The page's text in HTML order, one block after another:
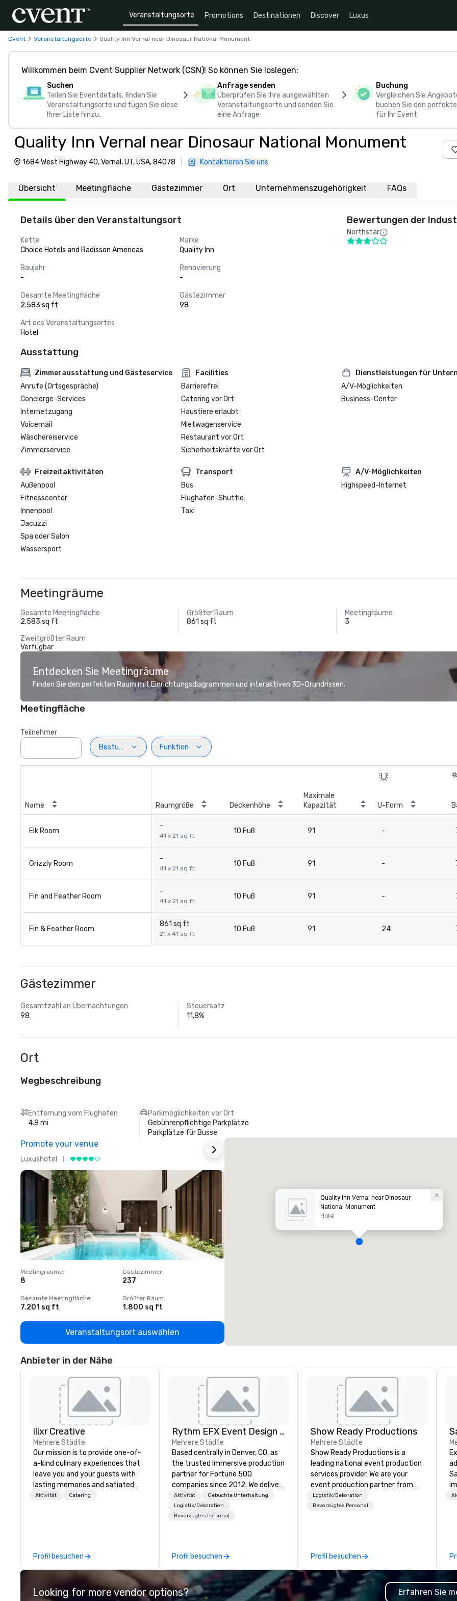
Veranstaltungsorte Promotions Destinationen Discover Luxus
Cvent Veranstaltungsorte Quality Inn Vernal near Dinosaur National Monument
Willkommen beim Cvent Supplier Network (CSN)! So können Sie loslegen:
Suchen
Teilen Sie Eventdetails, finden Sie
Veranstaltungsorte und fügen Sie diese
Ihrer Liste hinzu.
Anfrage senden
Überprüfen Sie Ihre ausgewählten
Veranstaltungsorte und senden Sie
eine Anfrage
Buchung
Vergleichen Sie
buchen Sie den
für Ihr Event
Quality Inn Vernal near Dinosaur National Monument
1684 West Highway 40, Vernal, UT, USA, 84078 Kontaktieren Sie uns
Übersicht Meetingfläche Gästezimmer Ort Unternehmenszugehörigkeit FAQs
Details über den Veranstaltungsort
Kette
Choice Hotels and Radisson Americas
Marke
Quality Inn
Baujahr
-
Renovierung
-
Gesamte Meetingfläche
2.583 sq ft
Gästezimmer
98
Art des Veranstaltungsortes
Hotel
Bewertungen der
Northstar
Ausstattung
Zimmerausstattung und Gästeservice
Anrufe (Ortsgespräche)
Concierge-Services
Internetzugang
Voicemail
Wäschereiservice
Zimmerservice
Facilities
Barrierefrei
Catering vor Ort
Haustiere erlaubt
Mietwagenservice
Restaurant vor Ort
Sicherheitskräfte vor Ort
Dienstleistungen für
A/V-Möglichkeiten
Business-Center
Freizeitaktivitäten
Außenpool
Fitnesscenter
Innenpool
Jacuzzi
Spa oder Salon
Wassersport
Transport
Bus
Flughafen-Shuttle
Taxi
A/V-Möglichkeiten
Highspeed-Internet
Meetingräume
Gesamte Meetingfläche
2.583 sq ft
Größter Raum
861 sq ft
Meetingräume
3
Zweitgrößter Raum
Verfügbar
Entdecken Sie Meetingräume
Finden Sie den perfekten Raum mit Einrichtungsdiagrammen und interaktiven 3D-Grundrissen.
Meetingfläche
Teilnehmer
Bestuhlung
Funktion
Name Raumgröße Deckenhöhe
Maximale
Kapazität
U-Form
Elk Room
-
41 x 21 sq ft
10 Fuß 91 -
Grizzly Room
-
41 x 21 sq ft
10 Fuß 91 -
Fin and Feather Room
-
41 x 21 sq ft
10 Fuß 91 -
Fin & Feather Room
861 sq ft
21 x 41 sq ft
10 Fuß 91 24
Gästezimmer
Gesamtzahl an Übernachtungen
98
Steuersatz
11,8%
Ort
Wegbeschreibung
Entfernung vom Flughafen
4.8 mi
Parkmöglichkeiten vor Ort
Gebührenpflichtige Parkplätze
Parkplätze für Busse
Promote your venue
Luxushotel
Meetingräume:
8
Gästezimmer:
237
Gesamte Meetingfläche:
7.201 sq ft
Größter Raum:
1.800 sq ft
Veranstaltungsort auswählen
Quality Inn Vernal near Dinosaur
National Monument
Hotel
Anbieter in der Nähe
ilixr Creative
Mehrere Städte
Our mission is to provide one-of-
a-kind culinary experiences that
leave you and your guests with
lasting memories and satiated
palates. Every detail is
brings a level of excellence rarely
found in the catering industry.
Aktivität Catering
Profil besuchen
Rythm EFX Event Design & Fabrication
Mehrere Städte
Based centrally in Denver, CO, as
the trusted immersive production
partner for Fortune 500
companies since 2012. We deliver
stunning premium AV and in-
house custom scenic fabrication
nationwide, so your event feels
coordination. Clients keep coming
back because we make
production effortless, making
planners look brilliant with
Aktivität
Gebuchte Unterhaltung
Logistik/Dekoration
Bevorzugtes Personal
Profil besuchen
Show Ready Productions
Mehrere Städte
Show Ready Productions is a
leading national event production
services provider. We are your
event production partner from
start to finish. Our team is
dedicated to making sure we
Logistik/Dekoration
Bevorzugtes Personal
Profil besuchen
Looking for more vendor options? Erfahren Sie